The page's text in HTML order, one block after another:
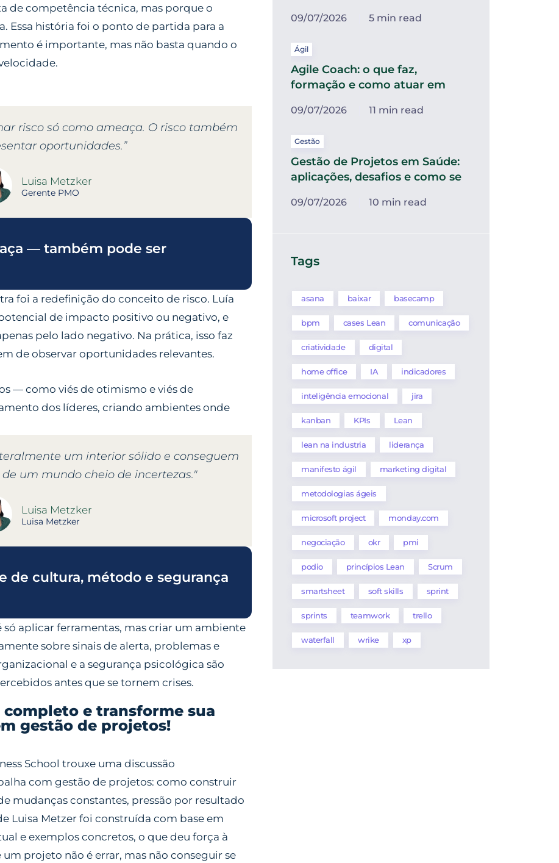
de competência técnica, mas porque o
Essa história foi o ponto de partida para a
é importante, mas não basta quando o
risco só como ameaça. O risco também
oportunidades.”
Luisa Metzker
Gerente PMO
— também pode ser
foi a redefinição do conceito de risco. Luía
de impacto positivo ou negativo, e
pelo lado negativo. Na prática, isso faz
de observar oportunidades relevantes.
— como viés de otimismo e viés de
dos líderes, criando ambientes onde
um interior sólido e conseguem
um mundo cheio de incertezas."
Luisa Metzker
Luisa Metzker
de cultura, método e segurança
só aplicar ferramentas, mas criar um ambiente
sobre sinais de alerta, problemas e
e a segurança psicológica são
antes que se tornem crises.
e transforme sua
gestão de projetos!
School trouxe uma discussão
com gestão de projetos: como construir
mudanças constantes, pressão por resultado
Luisa Metzer foi construída com base em
e exemplos concretos, o que deu força à
projeto não é errar, mas não conseguir se
09/07/2026 5 min read
Ágil
Agile Coach: o que faz,
formação e como atuar em
09/07/2026 11 min read
Gestão
Gestão de Projetos em Saúde:
aplicações, desafios e como se
09/07/2026 10 min read
Tags
asana baixar basecamp
bpm cases Lean comunicação
criatividade digital
home office IA indicadores
inteligência emocional jira
kanban KPIs Lean
lean na industria liderança
manifesto ágil marketing digital
metodologias ágeis
microsoft project monday.com
negociação okr pmi
podio princípios Lean Scrum
smartsheet soft skills sprint
sprints teamwork trello
waterfall wrike xp